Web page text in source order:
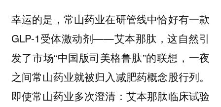
幸运的是，常山药业在研管线中恰好有一款
GLP-1受体激动剂——艾本那肽，这自然引
发了市场“中国版司美格鲁肽”的联想，一夜
之间常山药业就被归入减肥药概念股行列。
即使常山药业多次澄清：艾本那肽临床试验